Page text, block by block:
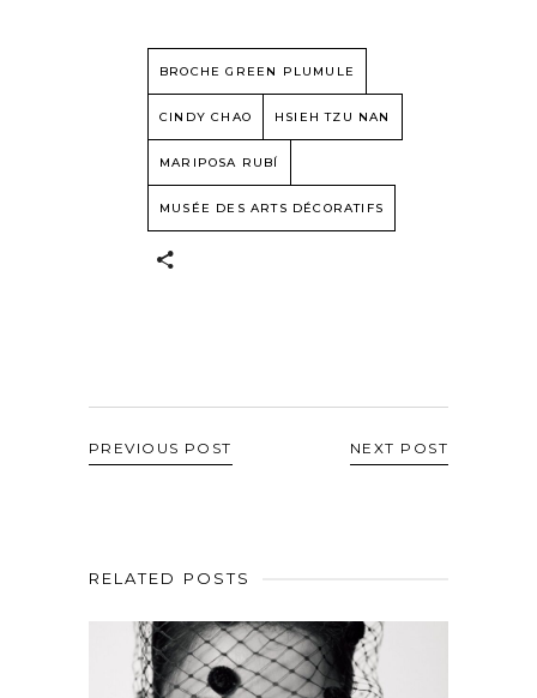
BROCHE GREEN PLUMULE
CINDY CHAO HSIEH TZU NAN
MARIPOSA RUBÍ
MUSÉE DES ARTS DÉCORATIFS
PREVIOUS POST NEXT POST
RELATED POSTS